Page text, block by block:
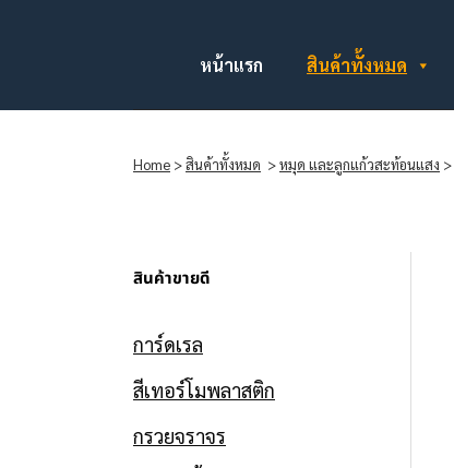
หน้าแรก สินค้าทั้งหมด
Home >สินค้าทั้งหมด >หมุด และลูกแก้วสะท้อนแสง >
สินค้าขายดี
การ์ดเรล
สีเทอร์โมพลาสติก
กรวยจราจร